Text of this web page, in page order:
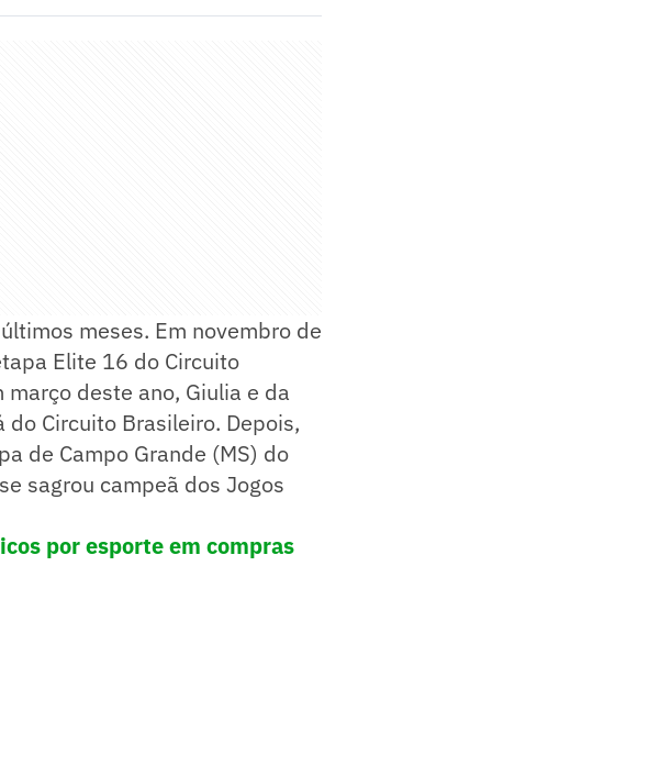
meses. Em novembro de
Elite 16 do Circuito
março deste ano, Giulia e da
Circuito Brasileiro. Depois,
de Campo Grande (MS) do
sagrou campeã dos Jogos
por esporte em compras